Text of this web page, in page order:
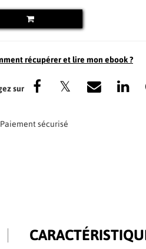
récupérer et lire mon ebook ?
sécurisé